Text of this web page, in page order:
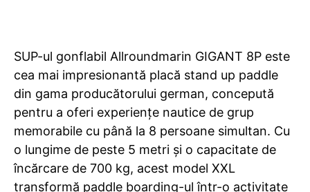
SUP-ul gonflabil Allroundmarin GIGANT 8P este
cea mai impresionantă placă stand up paddle
din gama producătorului german, concepută
pentru a oferi experiențe nautice de grup
memorabile cu până la 8 persoane simultan. Cu
o lungime de peste 5 metri și o capacitate de
încărcare de 700 kg, acest model XXL
transformă paddle boarding-ul într-o activitate